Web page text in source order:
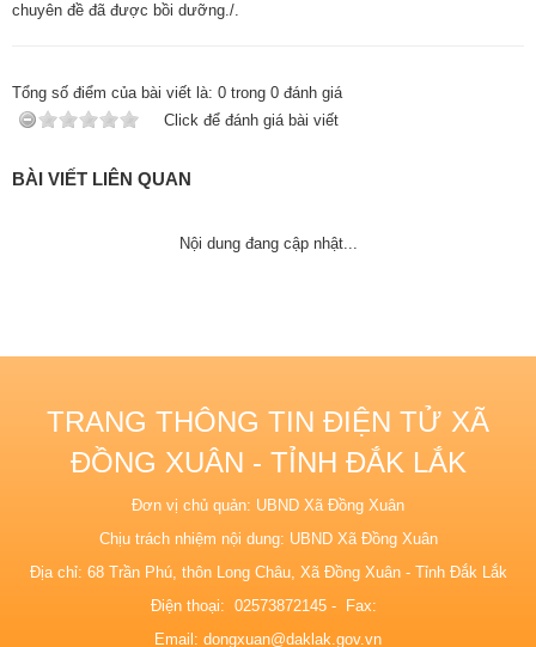
chuyên đề đã được bồi dưỡng./.
Tổng số điểm của bài viết là: 0 trong 0 đánh giá
Click để đánh giá bài viết
BÀI VIẾT LIÊN QUAN
Nội dung đang cập nhật...
TRANG THÔNG TIN ĐIỆN TỬ XÃ
ĐỒNG XUÂN - TỈNH ĐẮK LẮK
Đơn vị chủ quản: UBND Xã Đồng Xuân
Chịu trách nhiệm nội dung: UBND Xã Đồng Xuân
Địa chỉ: 68 Trần Phú, thôn Long Châu, Xã Đồng Xuân - Tỉnh Đắk Lắk
Điện thoại: 02573872145 - Fax:
Email: dongxuan@daklak.gov.vn